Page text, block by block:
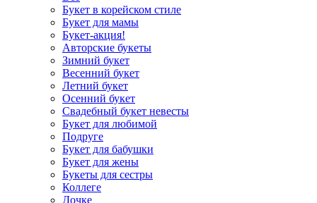
Букет в корейском стиле
Букет для мамы
Букет-акция!
Авторские букеты
Зимний букет
Весенний букет
Летний букет
Осенний букет
Свадебный букет невесты
Букет для любимой
Подруге
Букет для бабушки
Букет для жены
Букеты для сестры
Коллеге
Дочке